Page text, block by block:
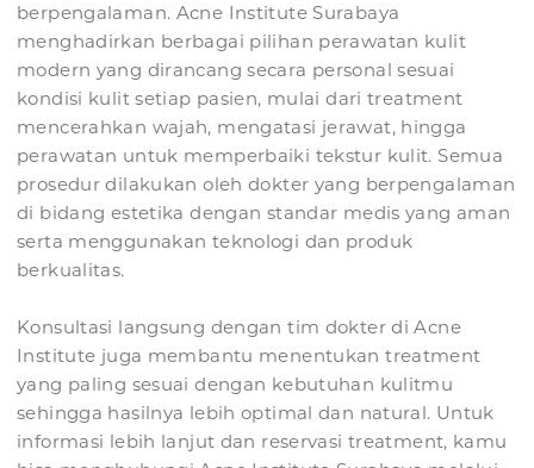
berpengalaman. Acne Institute Surabaya
menghadirkan berbagai pilihan perawatan kulit
modern yang dirancang secara personal sesuai
kondisi kulit setiap pasien, mulai dari treatment
mencerahkan wajah, mengatasi jerawat, hingga
perawatan untuk memperbaiki tekstur kulit. Semua
prosedur dilakukan oleh dokter yang berpengalaman
di bidang estetika dengan standar medis yang aman
serta menggunakan teknologi dan produk
berkualitas.
Konsultasi langsung dengan tim dokter di Acne
Institute juga membantu menentukan treatment
yang paling sesuai dengan kebutuhan kulitmu
sehingga hasilnya lebih optimal dan natural. Untuk
informasi lebih lanjut dan reservasi treatment, kamu